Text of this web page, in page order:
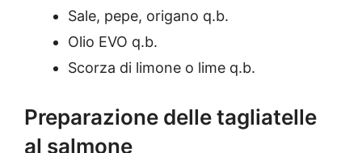
Sale, pepe, origano q.b.
Olio EVO q.b.
Scorza di limone o lime q.b.
Preparazione delle tagliatelle
al salmone